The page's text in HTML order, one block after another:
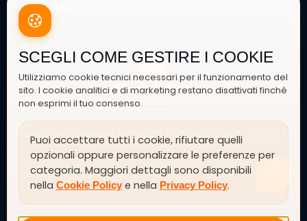
SCEGLI COME GESTIRE I COOKIE
Utilizziamo cookie tecnici necessari per il funzionamento del
sito. I cookie analitici e di marketing restano disattivati finché
non esprimi il tuo consenso.
Puoi accettare tutti i cookie, rifiutare quelli
opzionali oppure personalizzare le preferenze per
categoria. Maggiori dettagli sono disponibili
nella Cookie Policy e nella Privacy Policy.
Domenica:
Newsletter
Iscriviti per ricevere le nostre migliori offerte